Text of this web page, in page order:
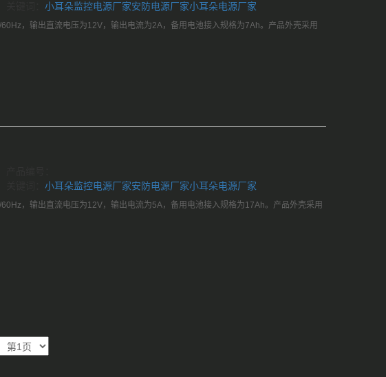
小耳朵监控电源厂家安防电源厂家小耳朵电源厂家
，输出直流电压为12V，输出电流为2A，备用电池接入规格为7Ah。产品外壳采用
小耳朵监控电源厂家安防电源厂家小耳朵电源厂家
，输出直流电压为12V，输出电流为5A，备用电池接入规格为17Ah。产品外壳采用